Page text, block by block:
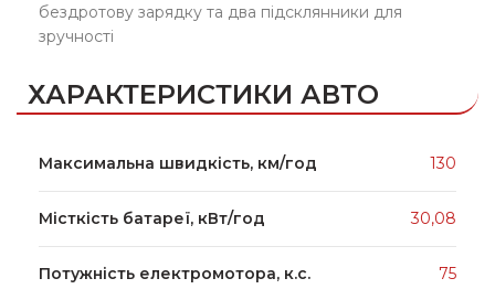
бездротову зарядку та два підсклянники для
зручності
ХАРАКТЕРИСТИКИ АВТО
Максимальна швидкість, км/год 130
Місткість батареї, кВт/год 30,08
Потужність електромотора, к.с. 75